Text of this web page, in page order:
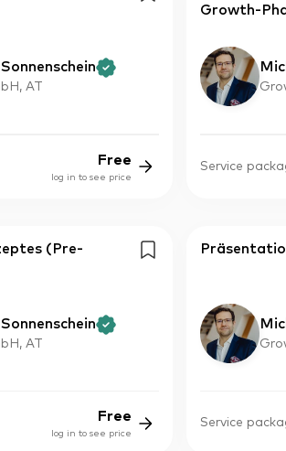
AT
Free
log in to see price
Growth-
Service
(Pre-
AT
Free
log in to see price
Service